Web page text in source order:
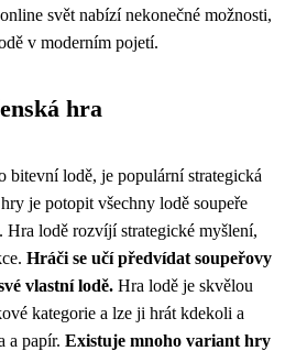
svět nabízí nekonečné možnosti,
v moderním pojetí.
hra
bitevní lodě, je populární strategická
je potopit všechny lodě soupeře
Hra lodě rozvíjí strategické myšlení,
Hráči se učí předvídat soupeřovy
vlastní lodě. Hra lodě je skvělou
kategorie a lze ji hrát kdekoli a
a papír. Existuje mnoho variant hry